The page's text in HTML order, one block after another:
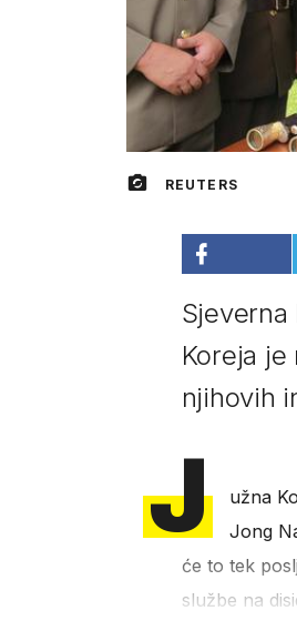
REUTERS
Koreja
njihovih
J
užna
Jong
će to tek
službe na